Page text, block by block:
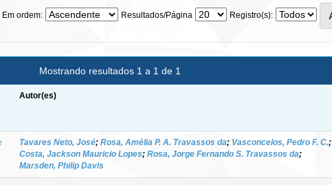
Em ordem: Resultados/Página Registro(s):
Mostrando resultados 1 a 1 de 1
Autor(es)
Tavares Neto, José; Rosa, Amélia P. A. Travassos da; Vasconcelos, Pedro F. C.;
Costa, Jackson Mauricio Lopes; Rosa, Jorge Fernando S. Travassos da;
Marsden, Philip Davis